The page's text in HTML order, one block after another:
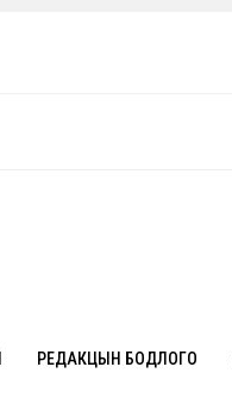
РЕДАКЦЫН БОДЛОГО